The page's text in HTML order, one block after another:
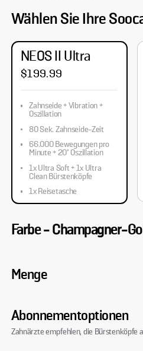
Wählen Sie Ihre
NEOS II Ultra
$199.99
Zahnseide + Vibration +
Oszillation
80 Sek. Zahnseide-Zeit
66.000 Bewegungen pro
Minute + 20° Oszillation
1x Ultra Soft + 1x Ultra
Clean Bürstenköpfe
1x Reisetasche
Farbe-Champagner-
Menge
Abonnementoptionen
Zahnärzte empfehlen, die Bürstenköpfe